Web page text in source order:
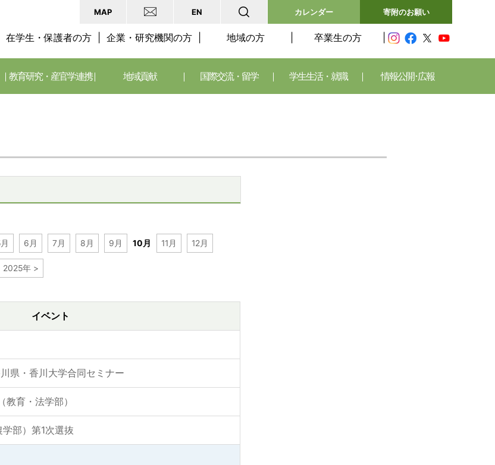
MAP EN カレンダー 寄附のお願い
在学生・保護者の方 企業・研究機関の方 地域の方 卒業生の方
教育研究・産官学連携 地域貢献 国際交流・留学 学生生活・就職 情報公開･広報
6月 7月 8月 9月 10月 11月 12月
2025年 >
イベント
県・香川大学合同セミナー
教育・法学部）
学部）第1次選抜